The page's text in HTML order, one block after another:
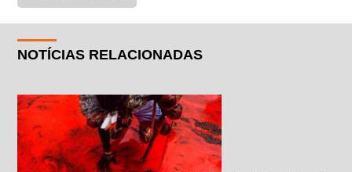
NOTÍCIAS RELACIONADAS